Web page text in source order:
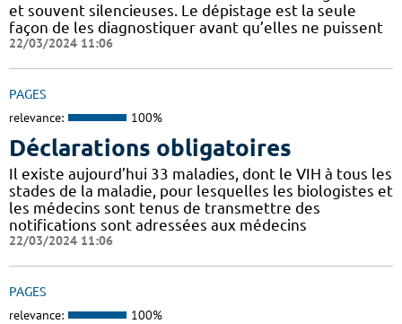
et souvent silencieuses. Le dépistage est la seule
façon de les diagnostiquer avant qu’elles ne puissent
22/03/2024 11:06
PAGES
relevance: 100%
Déclarations obligatoires
Il existe aujourd’hui 33 maladies, dont le VIH à tous les
stades de la maladie, pour lesquelles les biologistes et
les médecins sont tenus de transmettre des
notifications sont adressées aux médecins
22/03/2024 11:06
PAGES
relevance: 100%